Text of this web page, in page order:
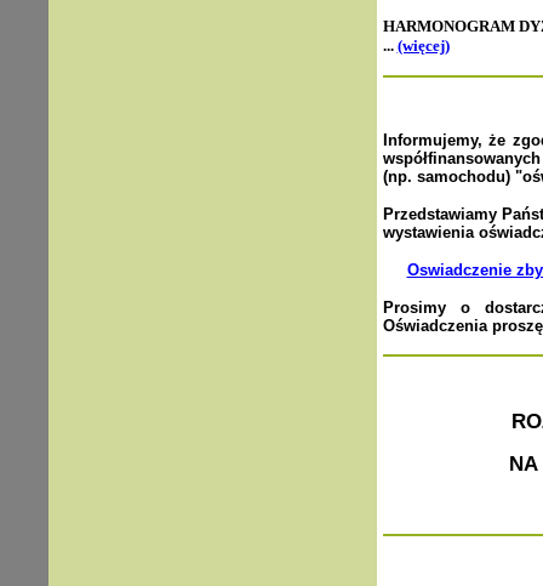
HARMONOGRAM
... (więcej)
Informujemy, że
(np. samochodu)
Przedstawiamy
wystawienia
Oswiadczenie
Prosimy o
Oświadczenia